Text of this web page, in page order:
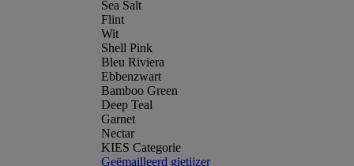
Sea Salt
Flint
Wit
Shell Pink
Bleu Riviera
Ebbenzwart
Bamboo Green
Deep Teal
Garnet
Nectar
KIES Categorie
Geëmailleerd gietijzer